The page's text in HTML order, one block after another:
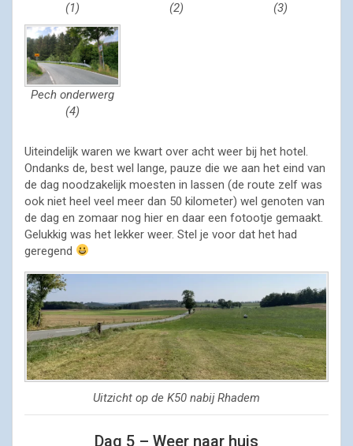
(1)
(2)
(3)
Pech onderwerg
(4)
Uiteindelijk waren we kwart over acht weer bij het hotel.
Ondanks de, best wel lange, pauze die we aan het eind van
de dag noodzakelijk moesten in lassen (de route zelf was
ook niet heel veel meer dan 50 kilometer) wel genoten van
de dag en zomaar nog hier en daar een fotootje gemaakt.
Gelukkig was het lekker weer. Stel je voor dat het had
geregend
Uitzicht op de K50 nabij Rhadem
Dag 5 – Weer naar huis